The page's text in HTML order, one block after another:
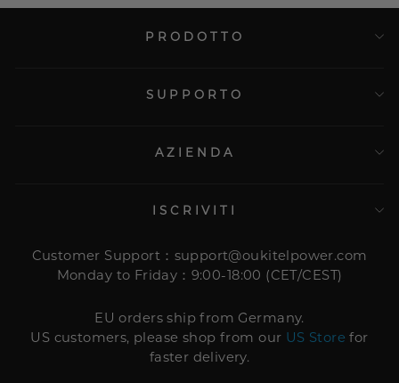
PRODOTTO
SUPPORTO
AZIENDA
ISCRIVITI
Customer Support：support@oukitelpower.com
Monday to Friday：9:00-18:00 (CET/CEST)
EU orders ship from Germany.
US customers, please shop from our US Store for
faster delivery.